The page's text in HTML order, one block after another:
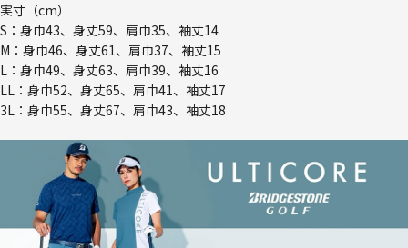
実寸（cm）
S：身巾43、身丈59、肩巾35、袖丈14
M：身巾46、身丈61、肩巾37、袖丈15
L：身巾49、身丈63、肩巾39、袖丈16
LL：身巾52、身丈65、肩巾41、袖丈17
3L：身巾55、身丈67、肩巾43、袖丈18